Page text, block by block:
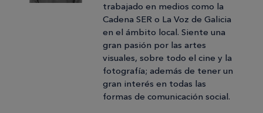
trabajado en medios como la
Cadena SER o La Voz de Galicia
en el ámbito local. Siente una
gran pasión por las artes
visuales, sobre todo el cine y la
fotografía; además de tener un
gran interés en todas las
formas de comunicación social.